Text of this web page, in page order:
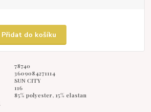
Přidat do košíku
78740
3609084271114
SUN CITY
116
85% polyester, 15% elastan